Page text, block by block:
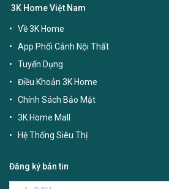
3K Home Việt Nam
Về 3K Home
App Phối Cảnh Nội Thất
Tuyển Dụng
Điều Khoản 3K Home
Chính Sách Bảo Mật
3K Home Mall
Hệ Thống Siêu Thị
Đăng ký bản tin